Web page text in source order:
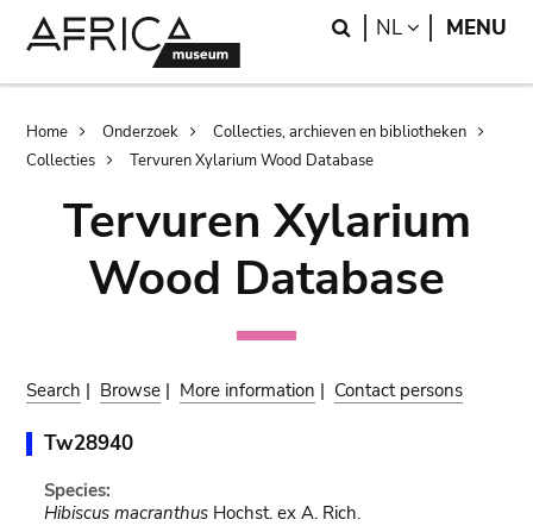
Search
NL LANGUAGE
MENU
Breadcrumb
Home Onderzoek
Collecties, archieven en bibliotheken
Collecties
Tervuren Xylarium Wood Database
Tervuren Xylarium
Wood Database
Search | Browse | More information | Contact persons
Tw28940
Species:
Hibiscus macranthusHochst. ex A. Rich.